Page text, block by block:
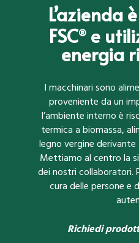
L’azienda
FSC® e
energia
I macchinari sono
proveniente da un
l’ambiente interno è
termica a biomassa,
legno vergine
Mettiamo al centro la
dei nostri collaboratori.
cura delle persone e
Richiedi